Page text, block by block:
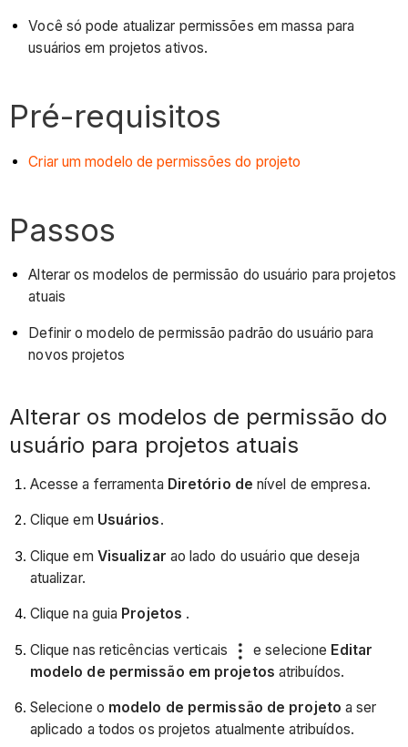
Você só pode atualizar permissões em massa para
usuários em projetos ativos.
Pré-requisitos
Criar um modelo de permissões do projeto
Passos
Alterar os modelos de permissão do usuário para projetos
atuais
Definir o modelo de permissão padrão do usuário para
novos projetos
Alterar os modelos de permissão do
usuário para projetos atuais
Acesse a ferramenta Diretório de nível de empresa.
Clique em Usuários.
Clique em Visualizar ao lado do usuário que deseja
atualizar.
Clique na guia Projetos .
Clique nas reticências verticais e selecione Editar
modelo de permissão em projetos atribuídos.
Selecione o modelo de permissão de projetoa ser
aplicado a todos os projetos atualmente atribuídos.